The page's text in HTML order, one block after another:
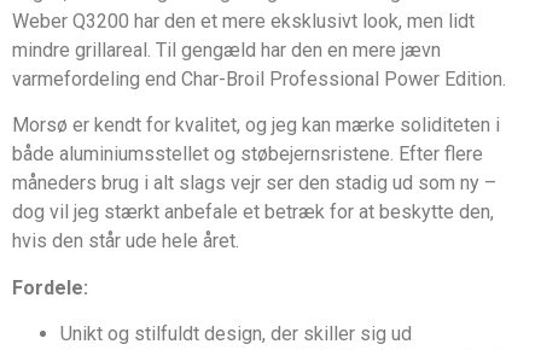
Weber Q3200 har den et mere eksklusivt look, men lidt
mindre grillareal. Til gengæld har den en mere jævn
varmefordeling end Char-Broil Professional Power Edition.
Morsø er kendt for kvalitet, og jeg kan mærke soliditeten i
både aluminiumsstellet og støbejernsristene. Efter flere
måneders brug i alt slags vejr ser den stadig ud som ny –
dog vil jeg stærkt anbefale et betræk for at beskytte den,
hvis den står ude hele året.
Fordele:
Unikt og stilfuldt design, der skiller sig ud